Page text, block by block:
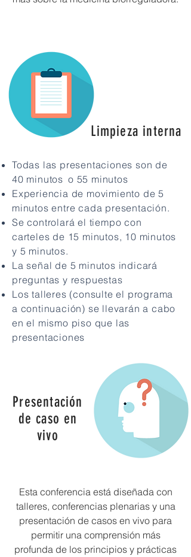
Limpieza interna
Todas las presentaciones son de
40 minutos o 55 minutos
Experiencia de movimiento de 5
minutos entre cada presentación.
Se controlará el tiempo con
carteles de 15 minutos, 10 minutos
y 5 minutos.
La señal de 5 minutos indicará
preguntas y respuestas
Los talleres (consulte el programa
a continuación) se llevarán a cabo
en el mismo piso que las
presentaciones
Presentación
de caso en
vivo
Esta conferencia está diseñada con
talleres, conferencias plenarias y una
presentación de casos en vivo para
permitir una comprensión más
profunda de los principios y prácticas